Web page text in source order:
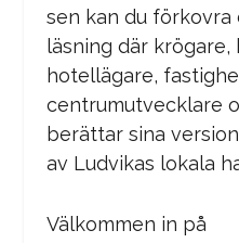
sen kan du förkovra
läsning där krögare,
hotellägare,
centrumutvecklare
berättar sina
av Ludvikas lokala
Välkommen in på